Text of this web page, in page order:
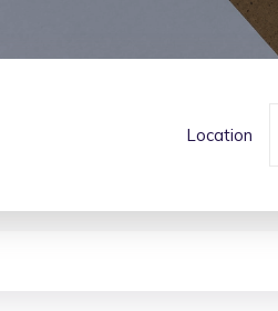
Location